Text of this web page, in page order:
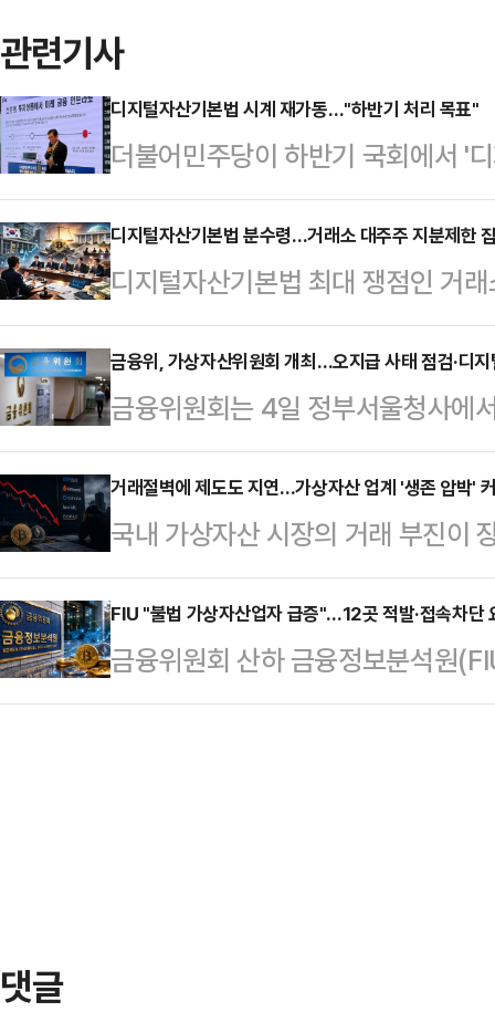
관련기사
디지털자산기본법 시계 재가동…"하반기 처리 목표"
더불어민주당이 하반기 국회에서 '
를 다시 한번 밝혔다.여야 합의를
탕으로 원 구성을 마무리한 뒤 입법
어민주당 의원은 23일 열린 '디지
선택' 정책 심포지엄에서 "디지털자
거쳐 하반기 국회에서 통과시킬 생
해 중점적으로 심의·통과시킬 예정
주당은 디지털자산 관련…
디지털자산기본법 분수령…거래소 대주주 지분제한
디지털자산기본법 최대 쟁점인 거
회·업계가 이번 주 연쇄 논의에 나
담회를 시작으로 여당 태스크포스
서 입법 향방의 분수령이 될 전망이
에서도 지분 제한 필요성에 무게가
기된다.22일 정치권과 금융당국에
화거래소인 업비트, 빗썸, 코인원,
자산기본법을 두고 금…
금융위, 가상자산위원회 개최…오지급 사태 점검·디
금융위원회는 4일 정부서울청사에
차 가상자산위원회’를 열고 가상자
(가상자산 2단계법) 제정 방향을
월 6일 발생한 가상자산 오지급 사
주요 안건으로 다뤄졌다.금융위·금
산거래소 공동협의체(DAXA)로 구
분히 이뤄질 수 있도록 점검을 진행
스크 관리 강화를 위해 …
거래절벽에 제도도 지연…가상자산 업계 '생존 압박'
국내 가상자산 시장의 거래 부진이
털자산 업계 전반의 경영난이 심화
수익성 악화가 이어지는 가운데 디
지면서 사업자들의 생존 압박이 커
산 데이터 플랫폼 더블록에 따르면
FIU "불법 가상자산업자 급증"…12곳 적발·접속차단
금융위원회 산하 금융정보분석원
용자 주의를 당부하며 단속을 강화
댓글